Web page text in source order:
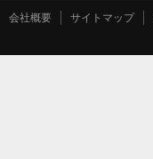
会社概要 サイトマップ